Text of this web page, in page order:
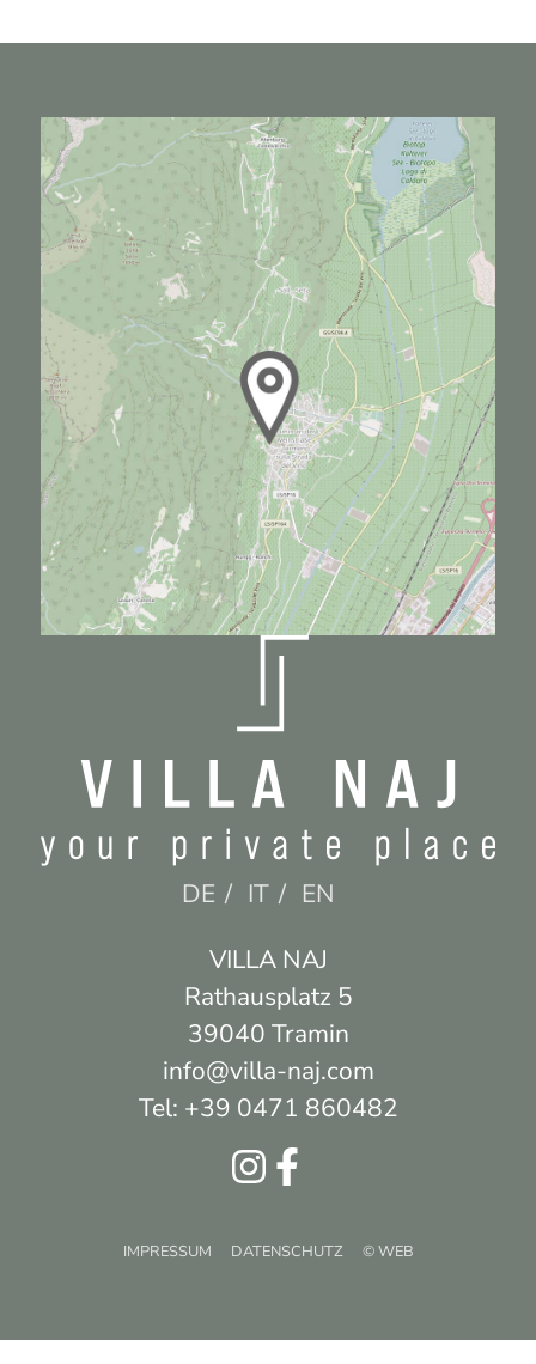
DE IT
EN
Villa Naj
Rathausplatz 5
39040 Tramin
info@villa-naj.com
Tel: +39 0471 860482
IMPRESSUM DATENSCHUTZ © WEB